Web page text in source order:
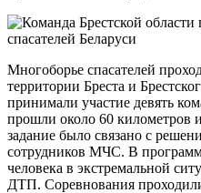
Многоборье спасателей
территории Бреста и
принимали участие девять
прошли около 60 километров
задание было связано с
сотрудников МЧС. В
человека в экстремальной
ДТП. Соревнования